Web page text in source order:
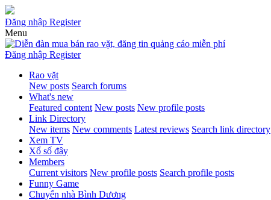
Đăng nhập Register
Menu
Đăng nhập Register
Rao vặt
New posts Search forums
What's new
Featured content New posts New profile posts
Link Directory
New items New comments Latest reviews Search link directory
Xem TV
Xổ số đây
Members
Current visitors New profile posts Search profile posts
Funny Game
Chuyển nhà Bình Dương